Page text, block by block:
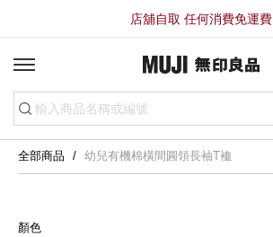
店舖自取 任何消費免運費
全部商品 幼兒有機棉橫間圓領長袖T裇
顏色